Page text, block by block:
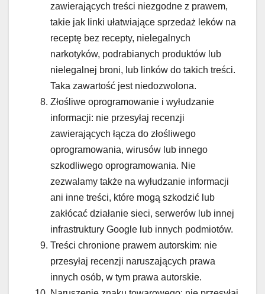
zawierających treści niezgodne z prawem,
takie jak linki ułatwiające sprzedaż leków na
receptę bez recepty, nielegalnych
narkotyków, podrabianych produktów lub
nielegalnej broni, lub linków do takich treści.
Taka zawartość jest niedozwolona.
Złośliwe oprogramowanie i wyłudzanie
informacji: nie przesyłaj recenzji
zawierających łącza do złośliwego
oprogramowania, wirusów lub innego
szkodliwego oprogramowania. Nie
zezwalamy także na wyłudzanie informacji
ani inne treści, które mogą szkodzić lub
zakłócać działanie sieci, serwerów lub innej
infrastruktury Google lub innych podmiotów.
Treści chronione prawem autorskim: nie
przesyłaj recenzji naruszających prawa
innych osób, w tym prawa autorskie.